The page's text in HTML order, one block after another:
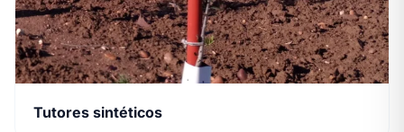
Tutores sintéticos